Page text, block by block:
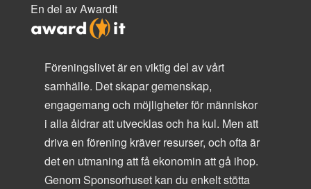
En del av AwardIt
Föreningslivet är en viktig del av vårt
samhälle. Det skapar gemenskap,
engagemang och möjligheter för människor
i alla åldrar att utvecklas och ha kul. Men att
driva en förening kräver resurser, och ofta är
det en utmaning att få ekonomin att gå ihop.
Genom Sponsorhuset kan du enkelt stötta